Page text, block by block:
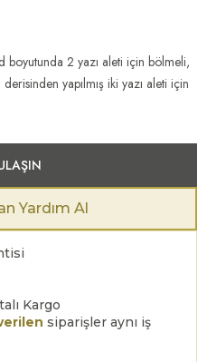
boyutunda 2 yazı aleti için bölmeli,
derisinden yapılmış iki yazı aleti için
Yardım Al
Kargo
siparişler aynı iş